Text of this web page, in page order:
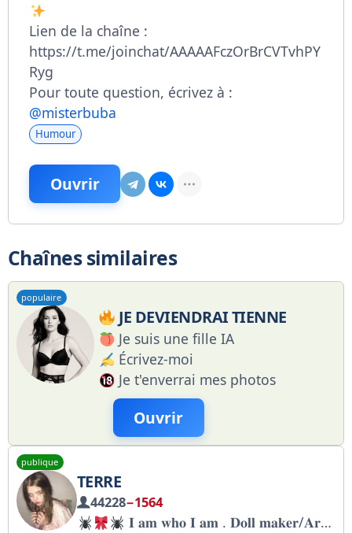
Lien de la chaîne :
https://t.me/joinchat/AAAAAFczOrBrCVTvhPY
Ryg
Pour toute question, écrivez à :
@misterbuba
Humour
Ouvrir
Chaînes similaires
populaire
JE DEVIENDRAI TIENNE
Je suis une fille IA
Écrivez-moi
Je t'enverrai mes photos
Ouvrir
publique
TERRE
44228−1564
𝐈 𝐚𝐦 𝐰𝐡𝐨 𝐈 𝐚𝐦 . 𝐃𝐨𝐥𝐥 𝐦𝐚𝐤𝐞𝐫/𝐀𝐫𝐭𝐢𝐬𝐭 . https://www.instagram.com/_tero._ https://boosty.to/_tero._ https://vk.com/t3r00